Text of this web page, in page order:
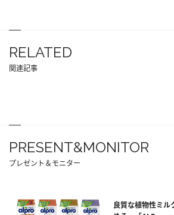
RELATED
関連記事
PRESENT&MONITOR
プレゼント＆モニター
良質な植物性ミル